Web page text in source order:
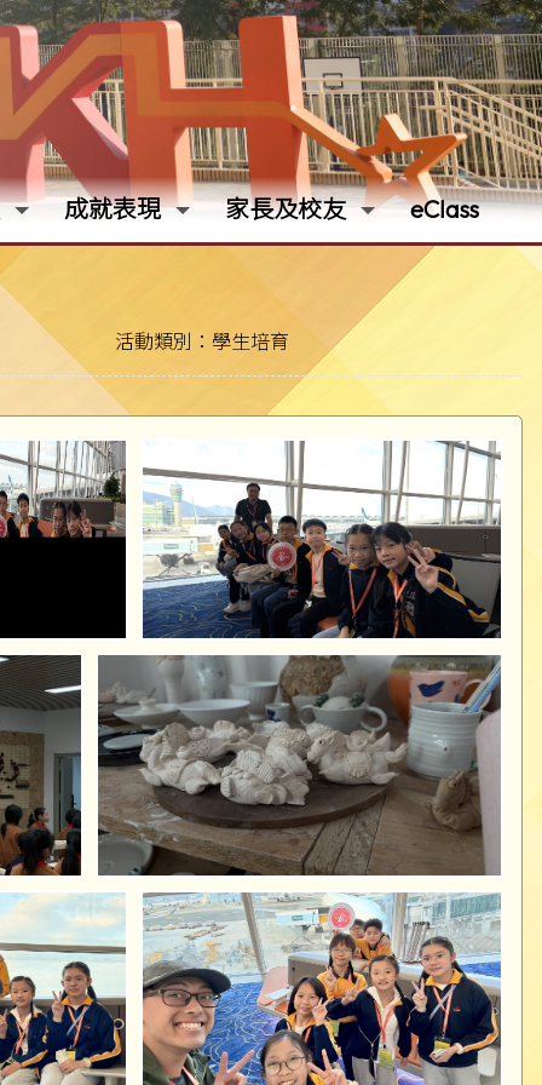
成就表現 家長及校友 eClass
活動類別：學生培育